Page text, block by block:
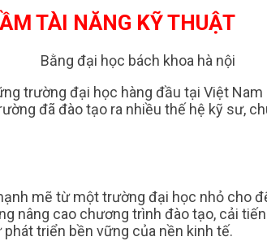
TÀI NĂNG KỸ THUẬT
trường đại học hàng đầu tại Việt
đã đào tạo ra nhiều thế hệ kỹ sư,
mẽ từ một trường đại học nhỏ cho
nâng cao chương trình đào tạo, cải
triển bền vững của nền kinh tế.